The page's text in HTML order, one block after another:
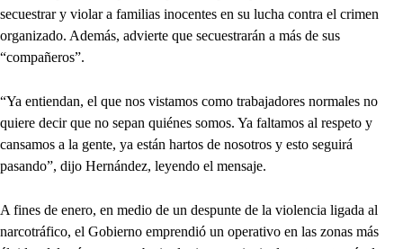
secuestrar y violar a familias inocentes en su lucha contra el crimen
organizado. Además, advierte que secuestrarán a más de sus
“compañeros”.
“Ya entiendan, el que nos vistamos como trabajadores normales no
quiere decir que no sepan quiénes somos. Ya faltamos al respeto y
cansamos a la gente, ya están hartos de nosotros y esto seguirá
pasando”, dijo Hernández, leyendo el mensaje.
A fines de enero, en medio de un despunte de la violencia ligada al
narcotráfico, el Gobierno emprendió un operativo en las zonas más